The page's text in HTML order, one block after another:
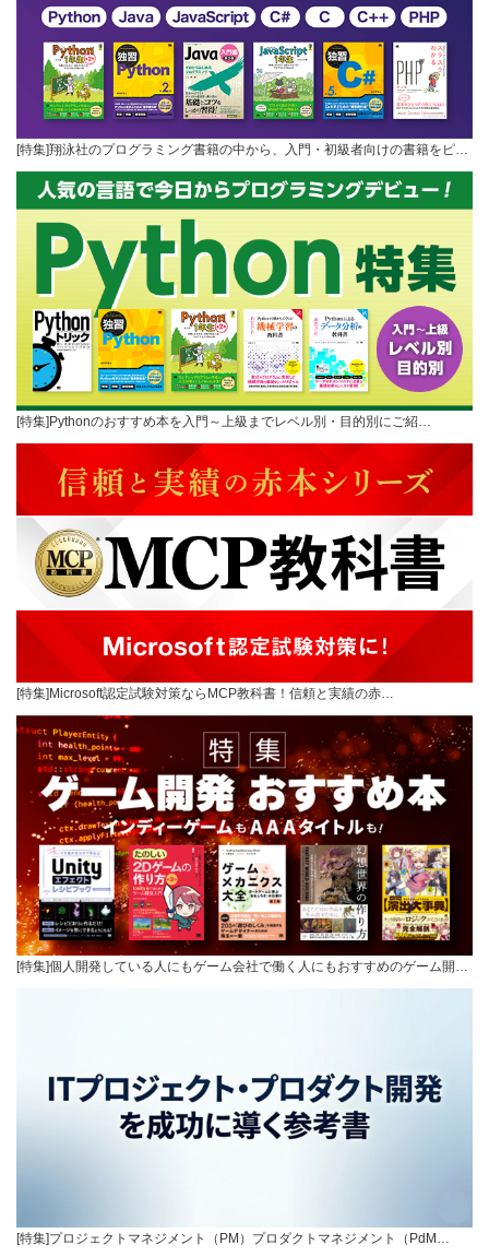
[特集]翔泳社のプログラミング書籍の中から、入門・初級者向けの書籍をピ…
[特集]Pythonのおすすめ本を入門～上級までレベル別・目的別にご紹…
[特集]Microsoft認定試験対策ならMCP教科書！信頼と実績の赤…
[特集]個人開発している人にもゲーム会社で働く人にもおすすめのゲーム開…
[特集]プロジェクトマネジメント（PM）プロダクトマネジメント（PdM…